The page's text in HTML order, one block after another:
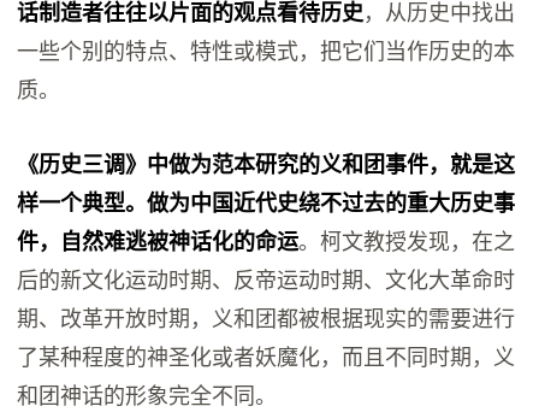
话制造者往往以片面的观点看待历史，从历史中找出
一些个别的特点、特性或模式，把它们当作历史的本
质。
《历史三调》中做为范本研究的义和团事件，就是这
样一个典型。做为中国近代史绕不过去的重大历史事
件，自然难逃被神话化的命运。柯文教授发现，在之
后的新文化运动时期、反帝运动时期、文化大革命时
期、改革开放时期，义和团都被根据现实的需要进行
了某种程度的神圣化或者妖魔化，而且不同时期，义
和团神话的形象完全不同。